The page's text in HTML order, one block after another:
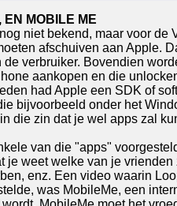
EN MOBILE ME
niet bekend, maar voor
afschuiven aan Apple.
verbruiker. Bovendien
aankopen en die
had Apple een SDK of
bijvoorbeeld onder het
die zin dat je wel apps zal
van die "apps"
je weet welke van je
enz. Een video waarin
was MobileMe, een